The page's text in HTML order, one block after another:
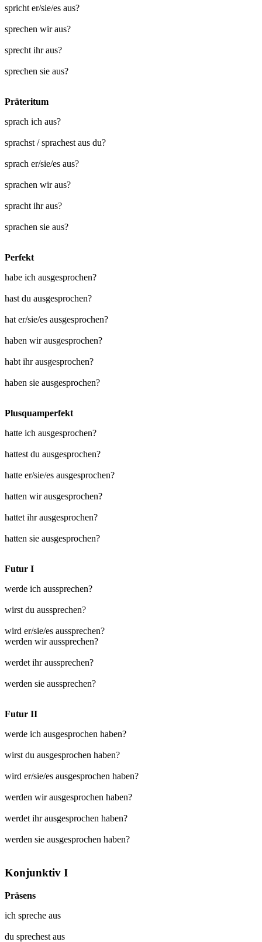
spricht er/sie/es aus?
sprechen wir aus?
sprecht ihr aus?
sprechen sie aus?
Präteritum
sprach ich aus?
sprachst / sprachest aus du?
sprach er/sie/es aus?
sprachen wir aus?
spracht ihr aus?
sprachen sie aus?
Perfekt
habe ich ausgesprochen?
hast du ausgesprochen?
hat er/sie/es ausgesprochen?
haben wir ausgesprochen?
habt ihr ausgesprochen?
haben sie ausgesprochen?
Plusquamperfekt
hatte ich ausgesprochen?
hattest du ausgesprochen?
hatte er/sie/es ausgesprochen?
hatten wir ausgesprochen?
hattet ihr ausgesprochen?
hatten sie ausgesprochen?
Futur I
werde ich aussprechen?
wirst du aussprechen?
wird er/sie/es aussprechen?
werden wir aussprechen?
werdet ihr aussprechen?
werden sie aussprechen?
Futur II
werde ich ausgesprochen haben?
wirst du ausgesprochen haben?
wird er/sie/es ausgesprochen haben?
werden wir ausgesprochen haben?
werdet ihr ausgesprochen haben?
werden sie ausgesprochen haben?
Konjunktiv I
Präsens
ich spreche aus
du sprechest aus